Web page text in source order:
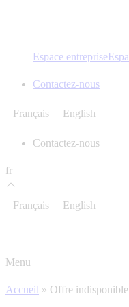
Espace entreprise
Contactez-nous
Français English
Contactez-nous
fr
Français English
Menu
Accueil » Offre indisponible